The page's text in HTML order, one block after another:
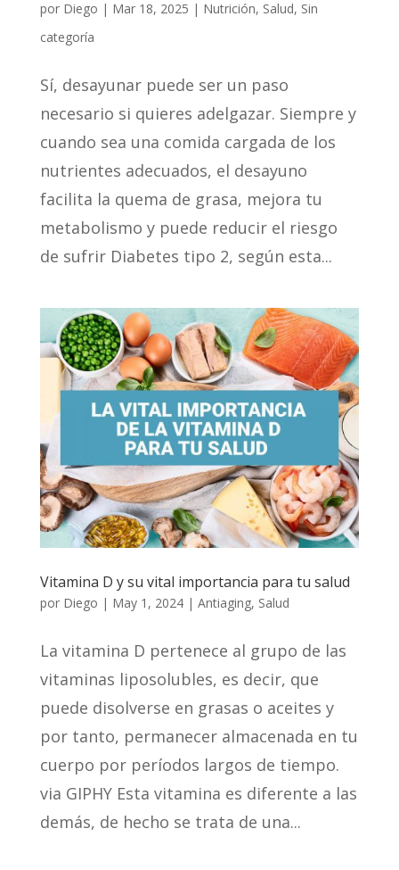
por Diego | Mar 18, 2025 | Nutrición, Salud, Sin
categoría
Sí, desayunar puede ser un paso
necesario si quieres adelgazar. Siempre y
cuando sea una comida cargada de los
nutrientes adecuados, el desayuno
facilita la quema de grasa, mejora tu
metabolismo y puede reducir el riesgo
de sufrir Diabetes tipo 2, según esta...
Vitamina D y su vital importancia para tu salud
por Diego | May 1, 2024| Antiaging, Salud
La vitamina D pertenece al grupo de las
vitaminas liposolubles, es decir, que
puede disolverse en grasas o aceites y
por tanto, permanecer almacenada en tu
cuerpo por períodos largos de tiempo.
via GIPHY Esta vitamina es diferente a las
demás, de hecho se trata de una...